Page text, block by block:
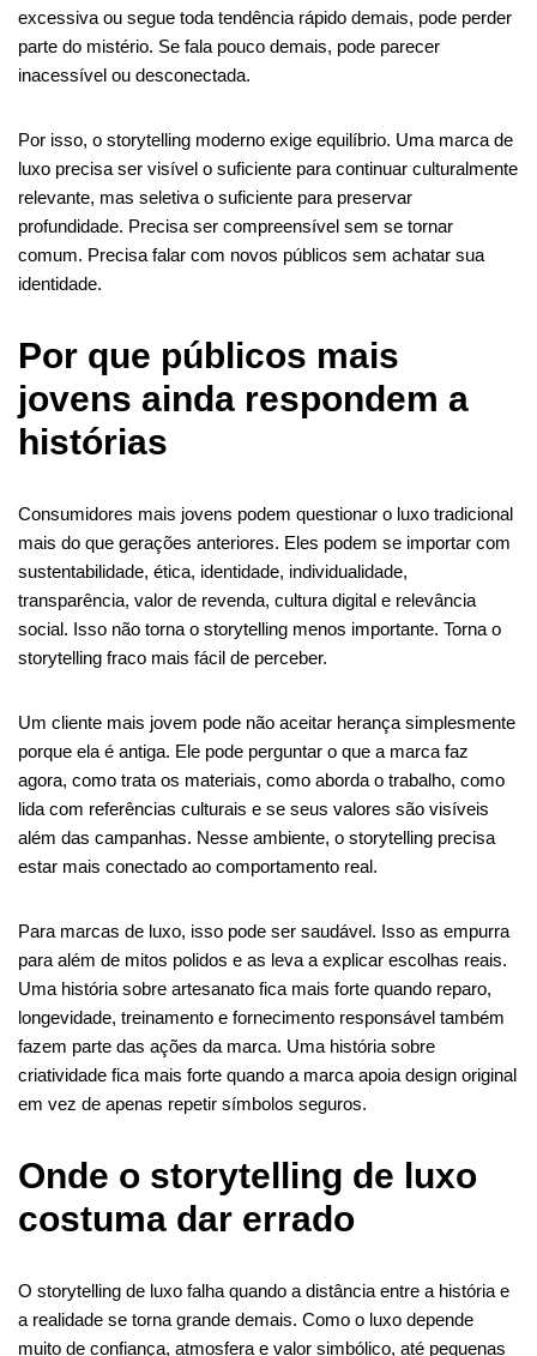
excessiva ou segue toda tendência rápido demais, pode perder
parte do mistério. Se fala pouco demais, pode parecer
inacessível ou desconectada.
Por isso, o storytelling moderno exige equilíbrio. Uma marca de
luxo precisa ser visível o suficiente para continuar culturalmente
relevante, mas seletiva o suficiente para preservar
profundidade. Precisa ser compreensível sem se tornar
comum. Precisa falar com novos públicos sem achatar sua
identidade.
Por que públicos mais
jovens ainda respondem a
histórias
Consumidores mais jovens podem questionar o luxo tradicional
mais do que gerações anteriores. Eles podem se importar com
sustentabilidade, ética, identidade, individualidade,
transparência, valor de revenda, cultura digital e relevância
social. Isso não torna o storytelling menos importante. Torna o
storytelling fraco mais fácil de perceber.
Um cliente mais jovem pode não aceitar herança simplesmente
porque ela é antiga. Ele pode perguntar o que a marca faz
agora, como trata os materiais, como aborda o trabalho, como
lida com referências culturais e se seus valores são visíveis
além das campanhas. Nesse ambiente, o storytelling precisa
estar mais conectado ao comportamento real.
Para marcas de luxo, isso pode ser saudável. Isso as empurra
para além de mitos polidos e as leva a explicar escolhas reais.
Uma história sobre artesanato fica mais forte quando reparo,
longevidade, treinamento e fornecimento responsável também
fazem parte das ações da marca. Uma história sobre
criatividade fica mais forte quando a marca apoia design original
em vez de apenas repetir símbolos seguros.
Onde o storytelling de luxo
costuma dar errado
O storytelling de luxo falha quando a distância entre a história e
a realidade se torna grande demais. Como o luxo depende
muito de confiança, atmosfera e valor simbólico, até pequenas